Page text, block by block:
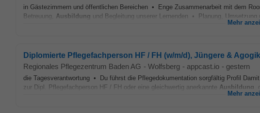
in Gästezimmern und öffentlichen Bereichen • Enge Zusammenarbeit mit dem
Betreuung,
Ausbildung und Begleitung unserer Lernenden • Planung, Umsetzung
Mehr
Diplomierte Pflegefachperson HF / FH (w/m/d), Jüngere &
Regionales Pflegezentrum Baden AG - Wolfsberg - appcast.io - gestern
die Tagesverantwortung • Du führst die Pflegedokumentation sorgfältig Profil
zur Dipl. Pflegefachperson HF / FH oder eine gleichwertig anerkannte Ausbildung
Mehr